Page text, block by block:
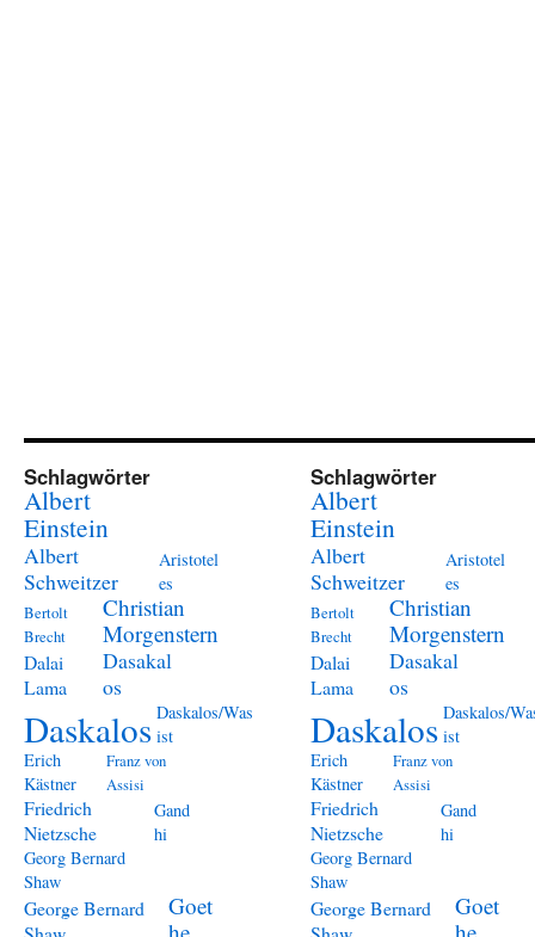
Schlagwörter
Albert
Einstein
Albert
Schweitzer
Aristotel
es
Bertolt
Brecht
Christian
Morgenstern
Dalai
Lama
Dasakal
os
Daskalos Daskalos/Was
ist
Erich
Kästner
Franz von
Assisi
Friedrich
Nietzsche
Gand
hi
Georg Bernard
Shaw
George Bernard
Goet
Schlagwörter
Albert
Einstein
Albert
Schweitzer
Aristotel
es
Bertolt
Brecht
Christian
Morgenstern
Dalai
Lama
Dasakal
os
Daskalos Daskalos/
ist
Erich
Kästner
Franz von
Assisi
Friedrich
Nietzsche
Gand
hi
Georg Bernard
Shaw
George Bernard
Goet